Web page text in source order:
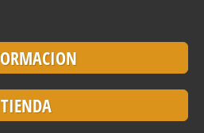
TIENDA